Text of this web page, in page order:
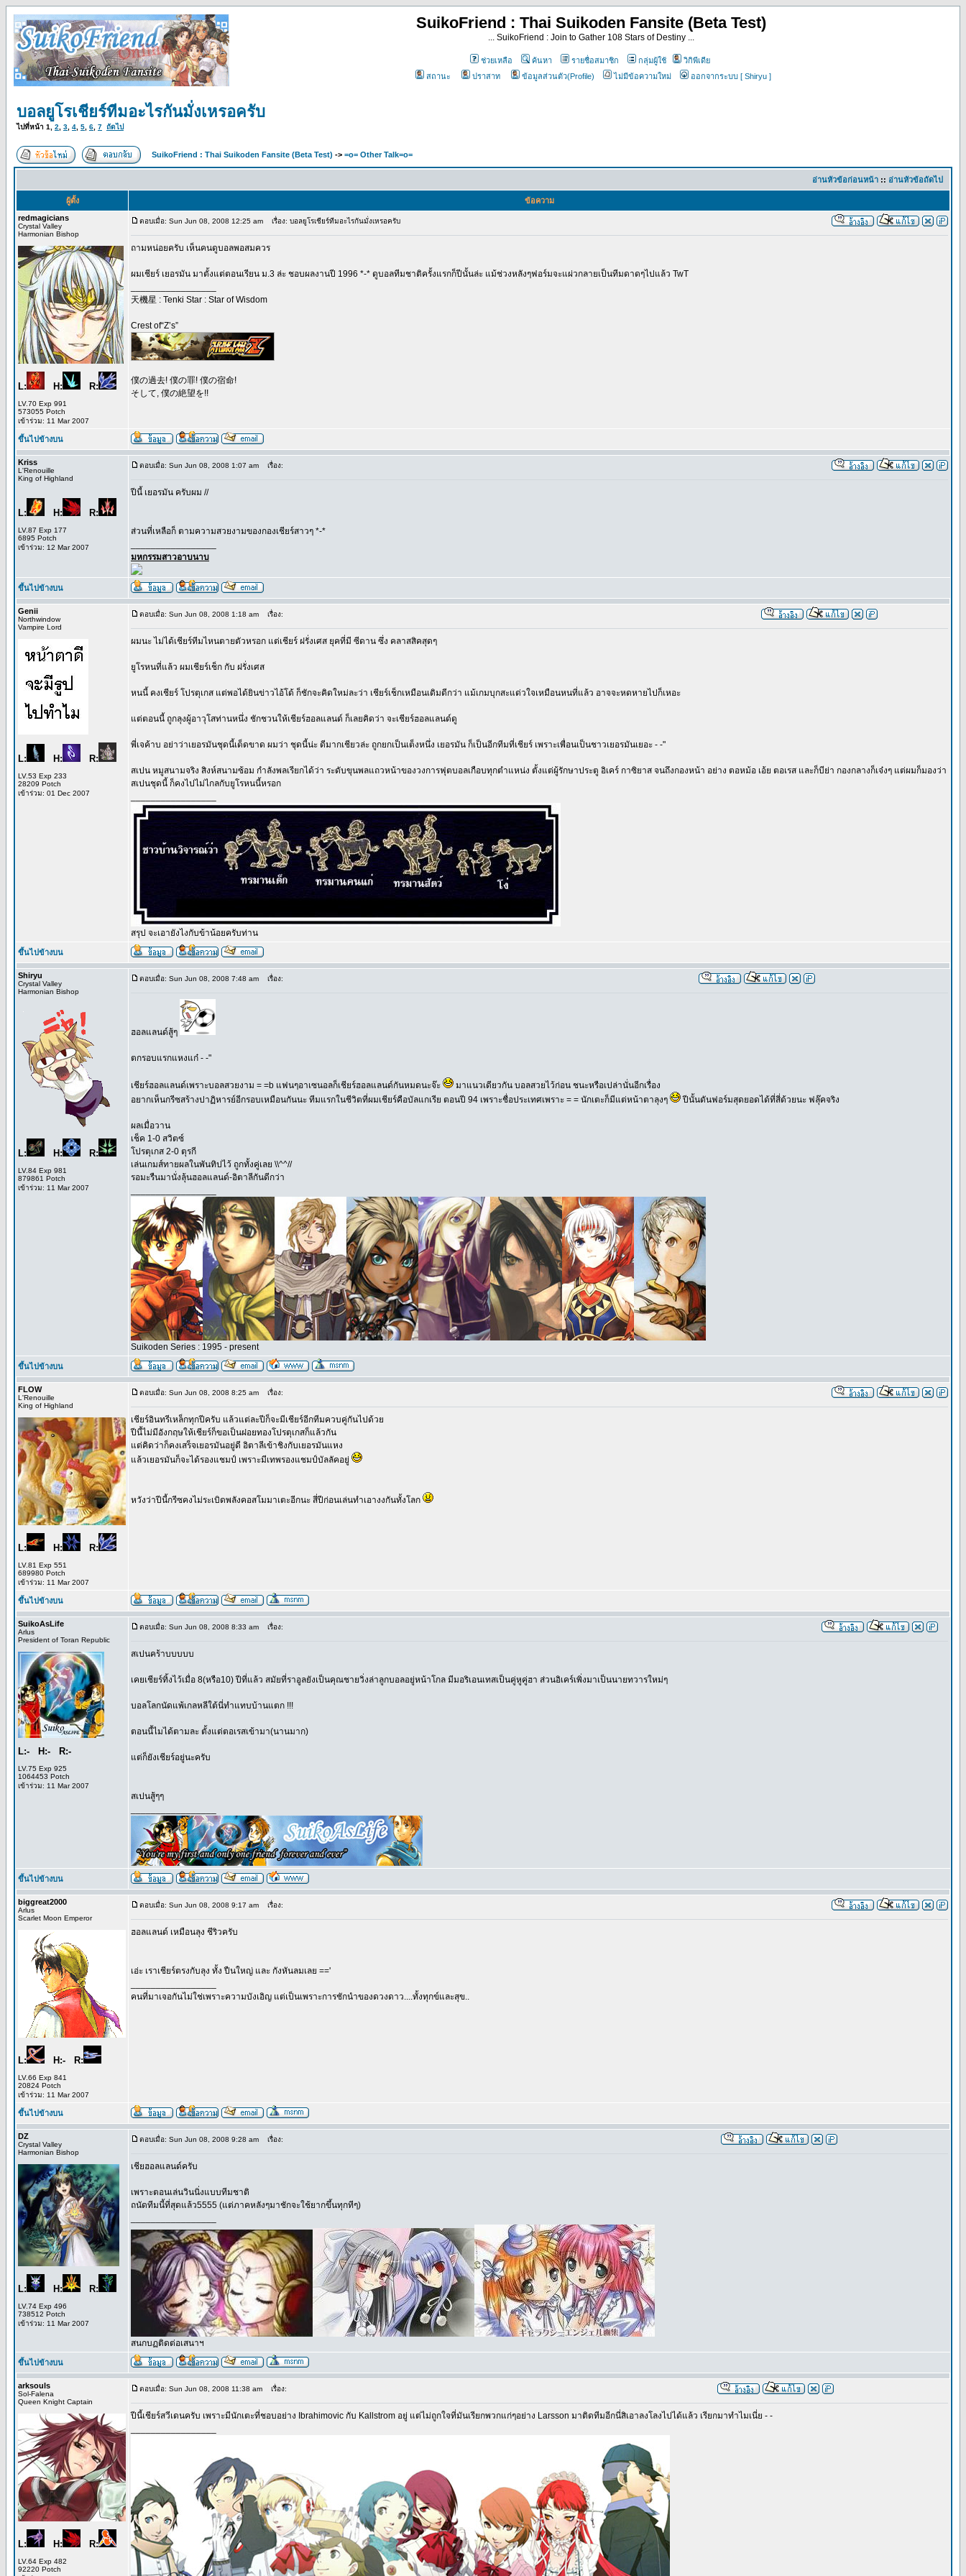
SuikoFriend : Thai Suikoden Fansite (Beta Test)
... SuikoFriend : Join to Gather 108 Stars of Destiny ...
ช่วยเหลือ ค้นหา รายชื่อสมาชิก กลุ่มผู้ใช้
วิกิพีเดีย
สถานะ
ปราสาท ข้อมูลส่วนตัว(Profile) ไม่มีข้อความใหม่ ออกจากระบบ [ Shiryu ]
บอลยูโรเชียร์ทีมอะไรกันมั่งเหรอครับ
ไปที่หน้า 1 2 3 4 5 6 7 ถัดไป
SuikoFriend : Thai Suikoden Fansite (Beta Test) -> =o= Other Talk=o=
อ่านหัวข้อก่อนหน้า :: อ่านหัวข้อถัดไป
ผู้ตั้ง
ข้อความ
redmagicians
Crystal Valley
Harmonian Bishop
L: H: R:
LV.70 Exp 991
573055 Potch
เข้าร่วม: 11 Mar 2007
ตอบเมื่อ: Sun Jun 08, 2008 12:25 am เรื่อง: บอลยูโรเชียร์ทีมอะไรกันมั่งเหรอครับ
ถามหน่อยครับ เห็นคนดูบอลพอสมควร
ผมเชียร์ เยอรมัน มาตั้งแต่ตอนเรียน ม.3 ล่ะ ชอบผลงานปี 1996 *-* ดูบอลทีมชาติครั้งแรกก็ปีนั้นล่ะ แม้ช่วงหลังๆฟอร์มจะแผ่วกลายเป็นทีมดาดๆไปแล้ว TwT
天機星 : Tenki Star : Star of Wisdom
Crest of“Z’s”
僕の過去! 僕の罪! 僕の宿命!
そして, 僕の絶望を!!
ขึ้นไปข้างบน
Kriss
L'Renouille
King of Highland
L: H: R:
LV.87 Exp 177
6895 Potch
เข้าร่วม: 12 Mar 2007
ตอบเมื่อ: Sun Jun 08, 2008 1:07 am เรื่อง:
ปีนี้ เยอรมัน ครับผม //
ส่วนที่เหลือก็ ตามความสวยงามของกองเชียร์สาวๆ *-*
มหกรรมสาวอาบนาบ
ขึ้นไปข้างบน
Genii
Northwindow
Vampire Lord
L: H: R:
LV.53 Exp 233
28209 Potch
เข้าร่วม: 01 Dec 2007
ตอบเมื่อ: Sun Jun 08, 2008 1:18 am เรื่อง:
ผมนะ ไม่ได้เชียร์ทีมไหนตายตัวหรอก แต่เชียร์ ฝรั่งเศส ยุคที่มี ซีดาน ซึ่ง คลาสสิคสุดๆ
ยูโรหนที่แล้ว ผมเชียร์เช็ก กับ ฝรั่งเศส
หนนี้ คงเชียร์ โปรตุเกส แต่พอได้ยินข่าวไอ้โด้ ก็ชักจะคิดใหม่ละว่า เชียร์เช็กเหมือนเดิมดีกว่า แม้เกมบุกสะแด่วใจเหมือนหนที่แล้ว อาจจะหดหายไปก็เหอะ
แต่ตอนนี้ ถูกลุงผู้อาวุโสท่านหนึ่ง ชักชวนให้เชียร์ฮอลแลนด์ ก็เลยคิดว่า จะเชียร์ฮอลแลนด์ดู
พี่เจค้าบ อย่าว่าเยอรมันชุดนี้เด็ดขาด ผมว่า ชุดนี้น่ะ ดีมากเชียวล่ะ ถูกยกเป็นเต็งหนึ่ง เยอรมัน ก็เป็นอีกทีมที่เชียร์ เพราะเพื่อนเป็นชาวเยอรมันเยอะ - -"
สเปน หมูสนามจริง สิงห์สนามซ้อม กำลังพลเรียกได้ว่า ระดับขุนพลแถวหน้าของวงการฟุตบอลเกือบทุกตำแหน่ง ตั้งแต่ผู้รักษาประตู อิเคร์ กาซิยาส จนถึงกองหน้า อย่าง ตอหม้อ เอ้ย ตอเรส และก็บีย่า กองกลางก็เจ๋งๆ แต่ผมก็มองว่า
สเปนชุดนี้ ก็คงไปไม่ไกลกับยูโรหนนี้หรอก
สรุป จะเอายังไงกับข้าน้อยครับท่าน
ขึ้นไปข้างบน
Shiryu
Crystal Valley
Harmonian Bishop
L: H: R:
LV.84 Exp 981
879861 Potch
เข้าร่วม: 11 Mar 2007
ตอบเมื่อ: Sun Jun 08, 2008 7:48 am เรื่อง:
ฮอลแลนด์สู้ๆ
ตกรอบแรกแหงแก๋ - -"
เชียร์ฮอลแลนด์เพราะบอลสวยงาม = =b แฟนๆอาเซนอลก็เชียร์ฮอลแลนด์กันหมดนะจ๊ะ
มาแนวเดียวกัน บอลสวยไว้ก่อน ชนะหรือเปล่านั่นอีกเรื่อง
อยากเห็นกรีซสร้างปาฏิหารย์อีกรอบเหมือนกันนะ ทีมแรกในชีวิตที่ผมเชียร์คือบัลแกเรีย ตอนปี 94 เพราะชื่อประเทศเพราะ = = นักเตะก็มีแต่หน้าตาลุงๆ
ปีนั้นดันฟอร์มสุดยอดได้ที่สี่ด้วยนะ ฟลุ๊คจริง
ผลเมื่อวาน
เช็ค 1-0 สวิตซ์
โปรตุเกส 2-0 ตุรกี
เล่นเกมส์ทายผลในพันทิปไว้ ถูกทั้งคู่เลย \\^^//
รอมะรืนมานั่งลุ้นฮอลแลนด์-อิตาลีกันดีกว่า
Suikoden Series : 1995 - present
ขึ้นไปข้างบน
FLOW
L'Renouille
King of Highland
L: H: R:
LV.81 Exp 551
689980 Potch
เข้าร่วม: 11 Mar 2007
ตอบเมื่อ: Sun Jun 08, 2008 8:25 am เรื่อง:
เชียร์อินทรีเหล็กทุกปีครับ แล้วแต่ละปีก็จะมีเชียร์อีกทีมควบคู่กันไปด้วย
ปีนี้ไม่มีอังกฤษให้เชียร์ก็ขอเป็นฝอยทองโปรตุเกสก็แล้วกัน
แต่คิดว่าก็คงเสร็จเยอรมันอยู่ดี อิตาลีเข้าชิงกับเยอรมันแหง
แล้วเยอรมันก็จะได้รองแชมป์ เพราะมีเทพรองแชมป์บัลลัคอยู่
หวังว่าปีนี้กรีซคงไม่ระเบิดพลังคอสโมมาเตะอีกนะ สี่ปีก่อนเล่นทำเอางงกันทั้งโลก
ขึ้นไปข้างบน
SuikoAsLife
Arlus
President of Toran Republic
L:- H:- R:-
LV.75 Exp 925
1064453 Potch
เข้าร่วม: 11 Mar 2007
ตอบเมื่อ: Sun Jun 08, 2008 8:33 am เรื่อง:
สเปนคร้าบบบบบ
เคยเชียร์ทิ้งไว้เมื่อ 8(หรือ10) ปีที่แล้ว สมัยที่ราอูลยังเป็นคุณชายวิ่งล่าลูกบอลอยู่หน้าโกล มีมอริเอนเทสเป็นคู่หูคู่ฮา ส่วนอิเคร์เพิ่งมาเป็นนายทวารใหม่ๆ
บอลโลกนัดแพ้เกลหลีใต้นี่ทำแทบบ้านแตก !!!
ตอนนี้ไมได้ตามละ ตั้งแต่ตอเรสเข้ามา(นานมาก)
แต่ก็ยังเชียร์อยู่นะครับ
สเปนสู้ๆๆ
ขึ้นไปข้างบน
biggreat2000
Arlus
Scarlet Moon Emperor
L: H:- R:
LV.66 Exp 841
20824 Potch
เข้าร่วม: 11 Mar 2007
ตอบเมื่อ: Sun Jun 08, 2008 9:17 am เรื่อง:
ฮอลแลนด์ เหมือนลุง ชีริวครับ
เอ่ะ เราเชียร์ตรงกับลุง ทั้ง ปืนใหญ่ และ กังหันลมเลย =='
คนที่มาเจอกันไม่ใช่เพราะความบังเอิญ แต่เป็นเพราะการชักนำของดวงดาว....ทั้งทุกข์และสุข..
ขึ้นไปข้างบน
DZ
Crystal Valley
Harmonian Bishop
L: H: R:
LV.74 Exp 496
738512 Potch
เข้าร่วม: 11 Mar 2007
ตอบเมื่อ: Sun Jun 08, 2008 9:28 am เรื่อง:
เชียฮอลแลนด์ครับ
เพราะตอนเล่นวินนิ่งแบบทีมชาติ
ถนัดทีมนี้ที่สุดแล้ว5555 (แต่ภาคหลังๆมาชักจะใช้ยากขึ้นทุกทีๆ)
สนกบฏติดต่อเสนาฯ
ขึ้นไปข้างบน
arksouls
Sol-Falena
Queen Knight Captain
L: H: R:
LV.64 Exp 482
92220 Potch
ตอบเมื่อ: Sun Jun 08, 2008 11:38 am เรื่อง:
ปีนี้เชียร์สวีเดนครับ เพราะมีนักเตะที่ชอบอย่าง Ibrahimovic กับ Kallstrom อยู่ แต่ไม่ถูกใจที่มันเรียกพวกแก่ๆอย่าง Larsson มาติดทีมอีกนี่สิเอาลงโลงไปได้แล้ว เรียกมาทำไมเนี่ย - -